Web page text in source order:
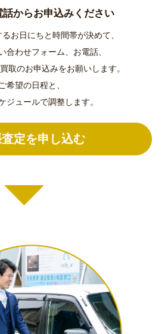
からお申込みください
お日にちと時間帯が決めて、
合わせフォーム、お電話、
取のお申込みをお願いします。
希望の日程と、
ジュールで調整します。
定を申し込む